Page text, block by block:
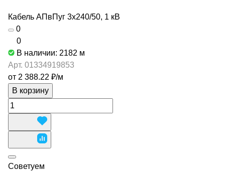
Кабель АПвПуг 3х240/50, 1 кВ
0
0
В наличии: 2182 м
Арт. 01334919853
от 2 388.22 ₽/м
В корзину
Советуем